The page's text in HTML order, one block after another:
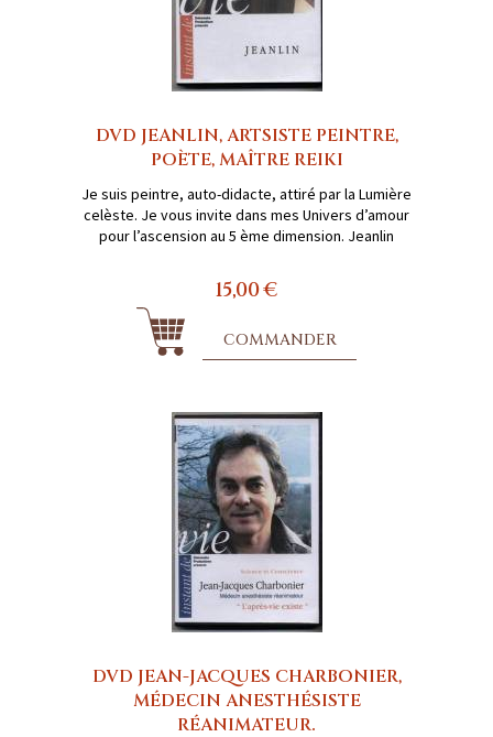
DVD JEANLIN, ARTSISTE PEINTRE,
POÈTE, MAÎTRE REIKI
Je suis peintre, auto-didacte, attiré par la Lumière
celèste. Je vous invite dans mes Univers d’amour
pour l’ascension au 5 ème dimension. Jeanlin
15,00 €
COMMANDER
DVD JEAN-JACQUES CHARBONIER,
MÉDECIN ANESTHÉSISTE
RÉANIMATEUR.